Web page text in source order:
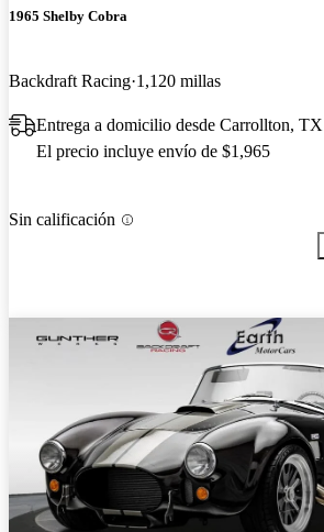
1965 Shelby Cobra
Backdraft Racing 1,120 millas
Entrega a domicilio desde Carrollton, TX
El precio incluye envío de $1,965
Sin calificación